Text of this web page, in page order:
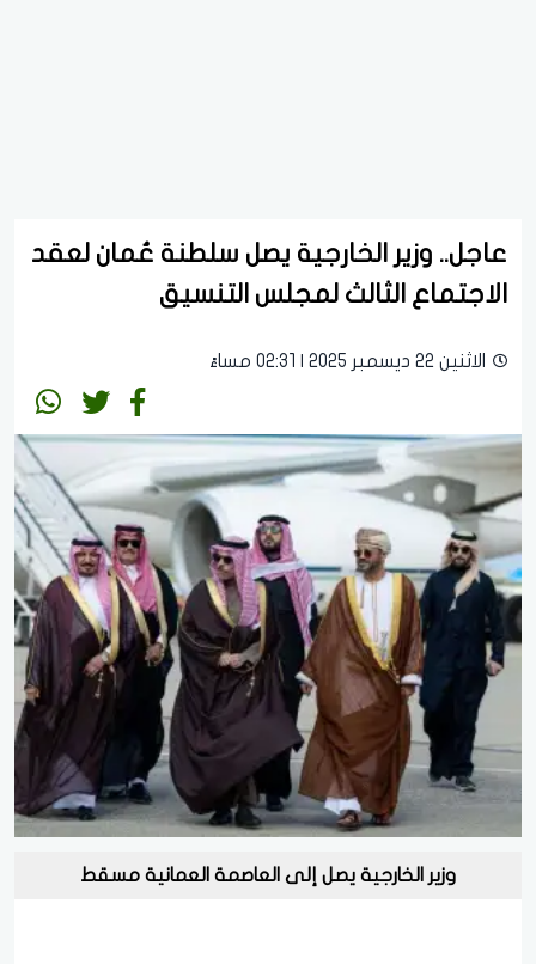
عاجل.. وزير الخارجية يصل سلطنة عُمان لعقد
الاجتماع الثالث لمجلس التنسيق
الاثنين 22 ديسمبر 2025 | 02:31 مساءً
وزير الخارجية يصل إلى العاصمة العمانية مسقط